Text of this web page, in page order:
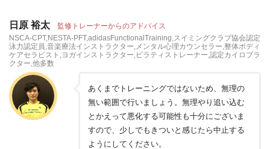
日原 裕太 監修トレーナーからのアドバイス
NSCA-CPT,NESTA-PFT,adidasFunctionalTraining,スイミングクラブ協会認定
泳力認定員,音楽療法インストラクター,メンタル心理カウンセラー,整体ボディ
ケアセラピスト,ヨガインストラクター,ピラティストレーナー,認定カイロプラ
クター,他多数
あくまでトレーニングではないため、無理の
無い範囲で行いましょう。無理やり追い込む
とかえって悪化する可能性も十分にございま
すので、少しでもきついと感じたら中止する
ようにしてください。